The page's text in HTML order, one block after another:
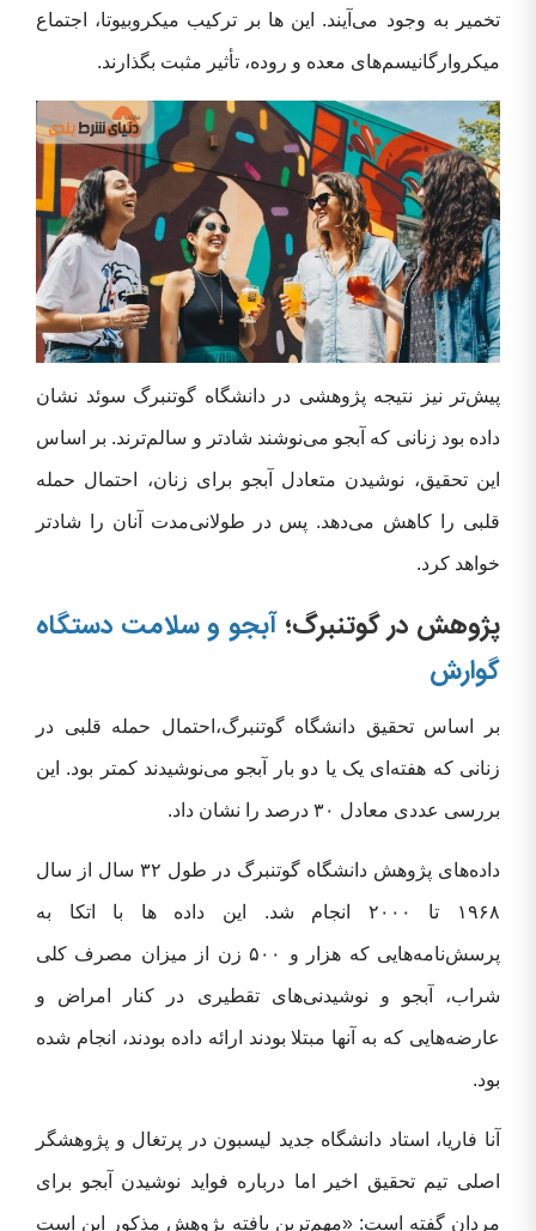
تخمیر به وجود می‌آیند. این ها بر ترکیب میکروبیوتا، اجتماع
میکروارگانیسم‌های معده و روده، تأثیر مثبت بگذارند.
پیش‌تر نیز نتیجه پژوهشی در دانشگاه گوتنبرگ سوئد نشان
داده بود زنانی که آبجو می‌نوشند شادتر و سالم‌ترند. بر اساس
این تحقیق، نوشیدن متعادل آبجو برای زنان، احتمال حمله
قلبی را کاهش می‌دهد. پس در طولانی‌مدت آنان را شادتر
خواهد کرد.
پژوهش در گوتنبرگ؛آبجو و سلامت دستگاه
گوارش
بر اساس تحقیق دانشگاه گوتنبرگ،احتمال حمله قلبی در
زنانی که هفته‌ای یک یا دو بار آبجو می‌نوشیدند کمتر بود. این
بررسی عددی معادل ۳۰ درصد را نشان داد.
داده‌های پژوهش دانشگاه گوتنبرگ در طول ۳۲ سال از سال
۱۹۶۸ تا ۲۰۰۰ انجام شد. این داده ها با اتکا به
پرسش‌نامه‌هایی که هزار و ۵۰۰ زن از میزان مصرف کلی
شراب، آبجو و نوشیدنی‌های تقطیری در کنار امراض و
عارضه‌هایی که به آنها مبتلا بودند ارائه داده بودند، انجام شده
بود.
آنا فاریا، استاد دانشگاه جدید لیسبون در پرتغال و پژوهشگر
اصلی تیم تحقیق اخیر اما درباره فواید نوشیدن آبجو برای
مردان گفته است: «مهم‌ترین یافته پژوهش مذکور این است